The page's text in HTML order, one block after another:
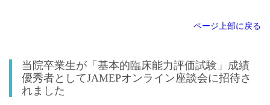
ページ上部に戻る
当院卒業生が「基本的臨床能力評価試験」成績
優秀者としてJAMEPオンライン座談会に招待さ
れました